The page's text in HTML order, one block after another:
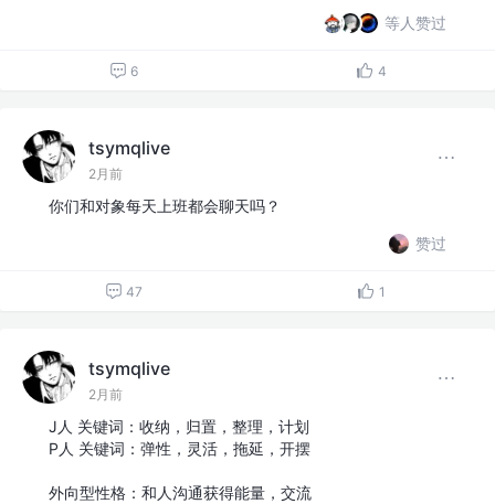
等人赞过
6 4
tsymqlive
2月前
你们和对象每天上班都会聊天吗？
赞过
47 1
tsymqlive
2月前
J人 关键词：收纳，归置，整理，计划
P人 关键词：弹性，灵活，拖延，开摆
外向型性格：和人沟通获得能量，交流